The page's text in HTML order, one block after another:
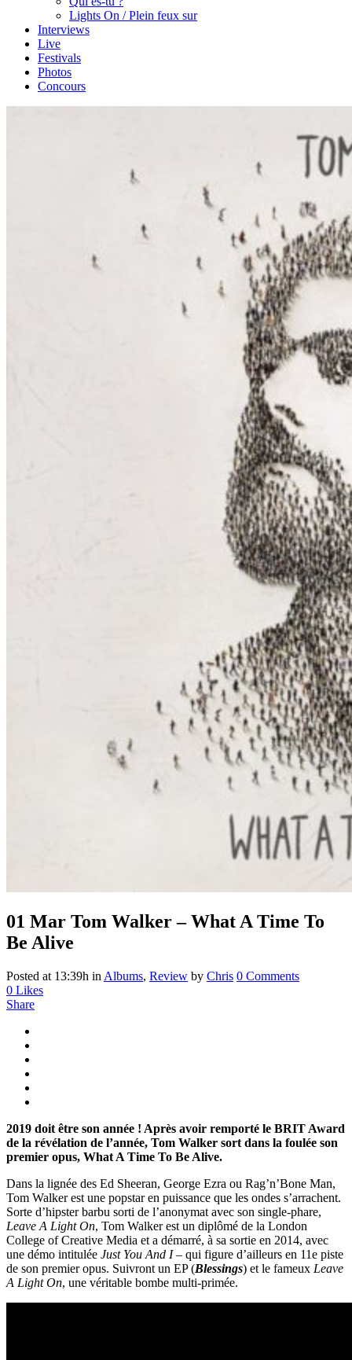
Lights On / Plein feux sur
Interviews
Live
Festivals
Photos
Concours
01 Mar Tom Walker – What A Time To
Be Alive
Posted at 13:39h in Albums, Review by Chris 0 Comments
0 Likes
Share
2019 doit être son année ! Après avoir remporté le BRIT Award
de la révélation de l’année, Tom Walker sort dans la foulée son
premier opus, What A Time To Be Alive.
Dans la lignée des Ed Sheeran, George Ezra ou Rag’n’Bone Man,
Tom Walker est une popstar en puissance que les ondes s’arrachent.
Sorte d’hipster barbu sorti de l’anonymat avec son single-phare,
Leave A Light On, Tom Walker est un diplômé de la London
College of Creative Media et a démarré, à sa sortie en 2014, avec
une démo intitulée Just You And I– qui figure d’ailleurs en 11e piste
de son premier opus. Suivront un EP (Blessings) et le fameux Leave
A Light On, une véritable bombe multi-primée.